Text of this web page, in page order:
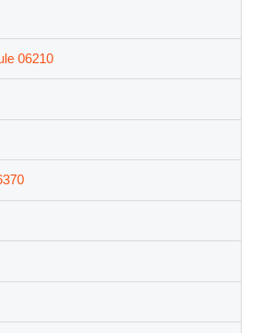
06210